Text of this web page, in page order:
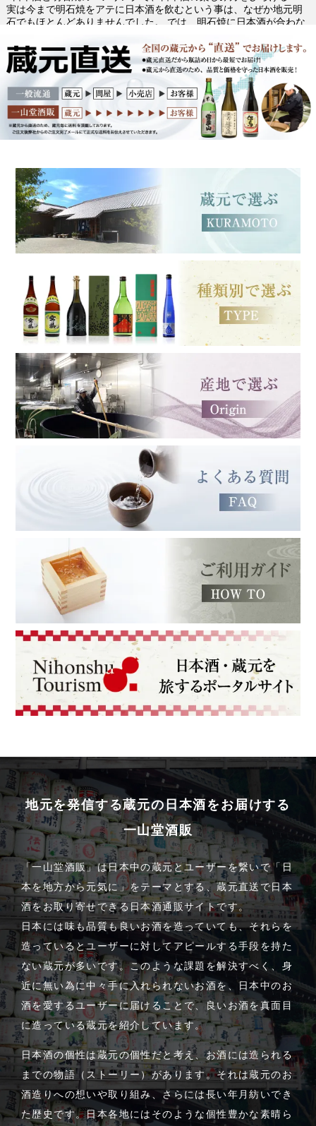
地元を発信する蔵元の日本酒をお届けする
一山堂酒販
「一山堂酒販」は日本中の蔵元とユーザーを繋いで「日
本を地方から元気に」をテーマとする、蔵元直送で日本
酒をお取り寄せできる日本酒通販サイトです。
日本には味も品質も良いお酒を造っていても、それらを
造っているとユーザーに対してアピールする手段を持た
ない蔵元が多いです。このような課題を解決すべく、身
近に無い為に中々手に入れられないお酒を、日本中のお
酒を愛するユーザーに届けることで、良いお酒を真面目
に造っている蔵元を紹介しています。
日本酒の個性は蔵元の個性だと考え、お酒には造られる
までの物語（ストーリー）があります。それは蔵元のお
酒造りへの想いや取り組み、さらには長い年月紡いでき
た歴史です。日本各地にはそのような個性豊かな素晴ら